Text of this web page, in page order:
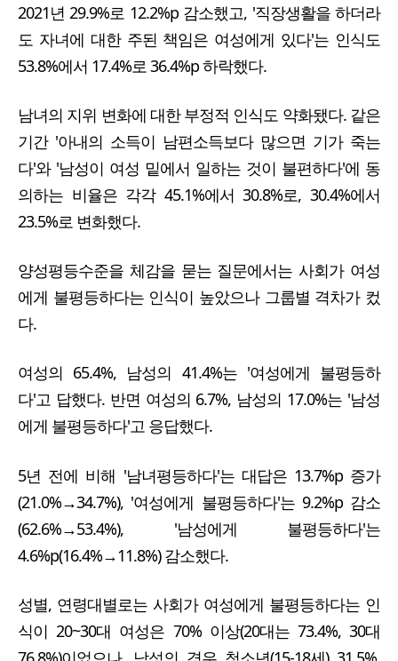
2021년 29.9%로 12.2%p 감소했고, '직장생활을 하더라
도 자녀에 대한 주된 책임은 여성에게 있다'는 인식도
53.8%에서 17.4%로 36.4%p 하락했다.
남녀의 지위 변화에 대한 부정적 인식도 약화됐다. 같은
기간 '아내의 소득이 남편소득보다 많으면 기가 죽는
다'와 '남성이 여성 밑에서 일하는 것이 불편하다'에 동
의하는 비율은 각각 45.1%에서 30.8%로, 30.4%에서
23.5%로 변화했다.
양성평등수준을 체감을 묻는 질문에서는 사회가 여성
에게 불평등하다는 인식이 높았으나 그룹별 격차가 컸
다.
여성의 65.4%, 남성의 41.4%는 '여성에게 불평등하
다'고 답했다. 반면 여성의 6.7%, 남성의 17.0%는 '남성
에게 불평등하다'고 응답했다.
5년 전에 비해 '남녀평등하다'는 대답은 13.7%p 증가
(21.0%→34.7%), '여성에게 불평등하다'는 9.2%p 감소
(62.6%→53.4%), '남성에게 불평등하다'는
4.6%p(16.4%→11.8%) 감소했다.
성별, 연령대별로는 사회가 여성에게 불평등하다는 인
식이 20~30대 여성은 70% 이상(20대는 73.4%, 30대